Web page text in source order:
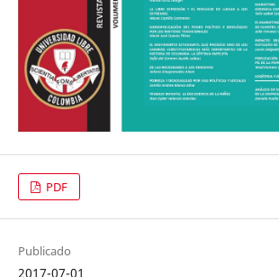
PDF
Publicado
2017-07-01